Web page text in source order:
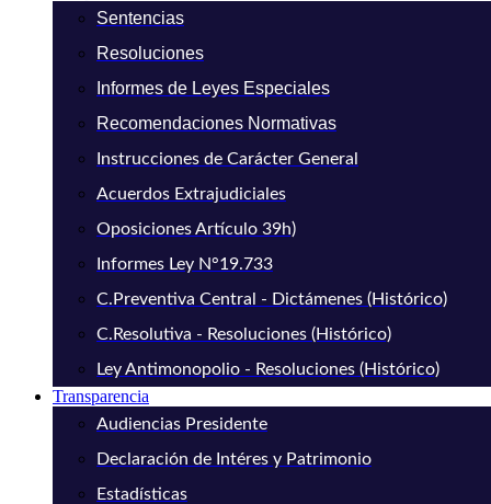
Sentencias
Resoluciones
Informes de Leyes Especiales
Recomendaciones Normativas
Instrucciones de Carácter General
Acuerdos Extrajudiciales
Oposiciones Artículo 39h)
Informes Ley N°19.733
C.Preventiva Central - Dictámenes (Histórico)
C.Resolutiva - Resoluciones (Histórico)
Ley Antimonopolio - Resoluciones (Histórico)
Transparencia
Audiencias Presidente
Declaración de Intéres y Patrimonio
Estadísticas